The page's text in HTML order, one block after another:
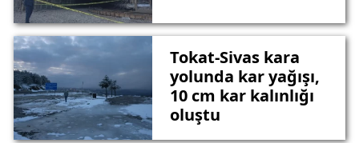
Tokat-Sivas kara
yolunda kar yağışı,
10 cm kar kalınlığı
oluştu